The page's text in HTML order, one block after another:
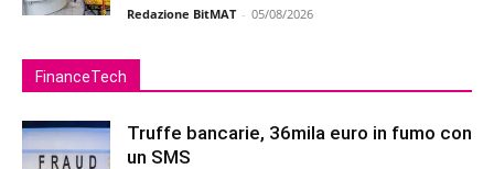
Redazione BitMAT - 05/08/2026
FinanceTech
Truffe bancarie, 36mila euro in fumo con
un SMS